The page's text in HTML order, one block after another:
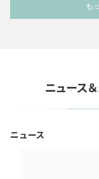
も
ニュース
ニュース